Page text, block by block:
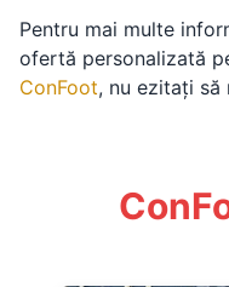
Pentru mai multe
ofertă personalizată
ConFoot, nu ezitați